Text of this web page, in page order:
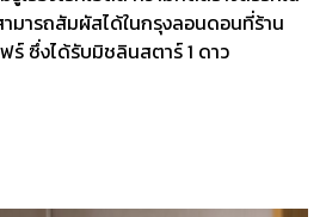
ามารถสัมผัสได้ในกรุงลอนดอนที่ร้าน
ร์ ซึ่งได้รับมิชลินสตาร์ 1 ดาว